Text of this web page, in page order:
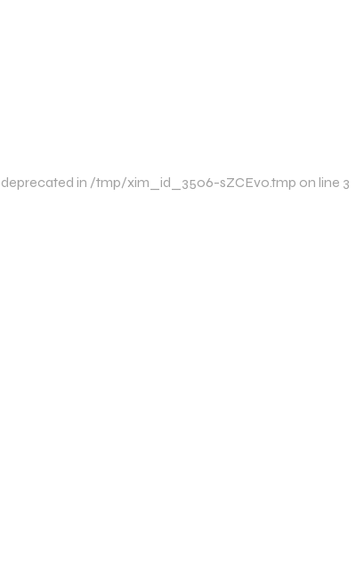
in /tmp/xim_id_3506-sZCEvo.tmp on line 3